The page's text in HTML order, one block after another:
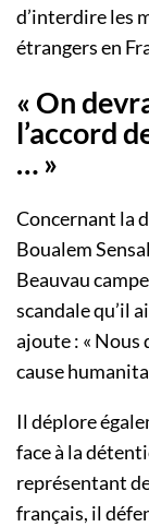
d’interdire les
étrangers en
« On
l’accord
… »
Concernant la
Boualem
Beauvau
scandale qu’il
ajoute : « Nous
cause
Il déplore
face à la
représentant
français, il